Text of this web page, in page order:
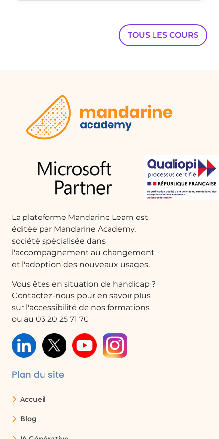
Sélectionnez l'objet, ajoutez la
première animation, puis cliquez sur
'Ajouter une animation' pour en inclure
Conclusion et Pratique
Vous disposez maintenant de toutes
les informations nécessaires pour
commencer à créer des animations
de maîtriser ces techniques est de
pratiquer par vous-même. N'hésitez
pas à expérimenter et à découvrir les
nombreuses possibilités offertes par
FAQ :
Comment créer une animation dans
Pour créer une animation dans
PowerPoint, sélectionnez un objet, allez
dans l'onglet 'Animations', choisissez une
animation dans la galerie, puis
personnalisez-la avec les options des
faits.
Qu'est-ce qu'une trajectoire dans une
Une trajectoire est le chemin que suit un
TOUS LES COURS
La plateforme Mandarine Learn est
éditée par Mandarine Academy,
société spécialisée dans
l'accompagnement au changement
et l'adoption des nouveaux usages.
Vous êtes en situation de handicap ?
Contactez-nous pour en savoir plus
sur l'accessibilité de nos formations
ou au 03 20 25 71 70
Plan du site
Accueil
Blog